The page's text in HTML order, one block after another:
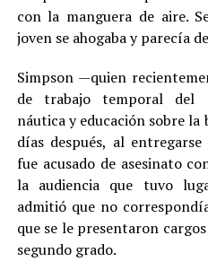
con la manguera de aire.
joven se ahogaba y parecía
Simpson —quien
de trabajo temporal del
náutica y educación sobre
días después, al
fue acusado de asesinato
la audiencia que tuvo
admitió que no
que se le presentaron
segundo grado.